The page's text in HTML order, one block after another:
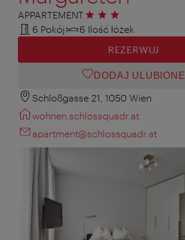
APPARTEMENT3 gwiazdki
6 Pokój
6 Ilość łóżek
REZERWUJ
DODAJ ULUBIONE
Schloßgasse 21, 1050 Wien
wohnen.schlossquadr.at
apartment@schlossquadr.at